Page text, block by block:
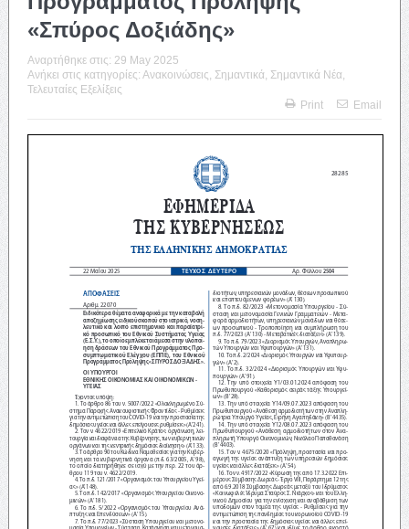
«Σπύρος Δοξιάδης»
Αναρτήθηκε στις: 29 May 2025
Ανήκει στις κατηγορίες: Ανακοινώσεις Σημαντικά Σημαντικά Νέα
Τελευταίες Εξελίξεις
Print
Email